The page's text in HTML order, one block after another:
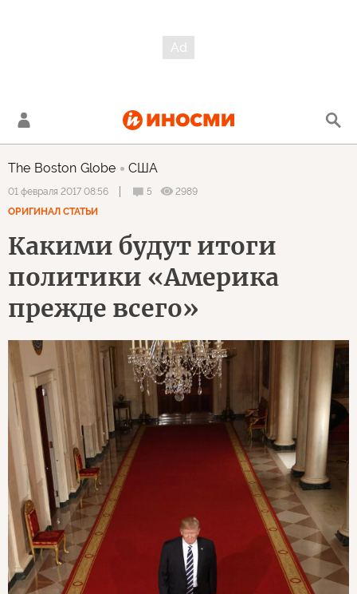
The Boston Globe США
01 февраля 2017 08:56 5
2989
ОРИГИНАЛ СТАТЬИ
Какими будут итоги
политики «Америка
прежде всего»